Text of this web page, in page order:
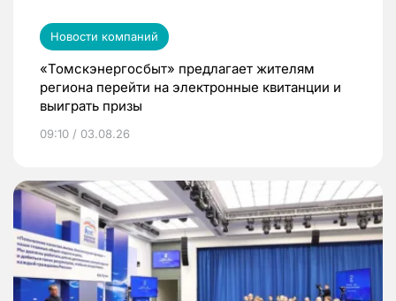
Новости компаний
«Томскэнергосбыт» предлагает жителям
региона перейти на электронные квитанции и
выиграть призы
09:10 / 03.08.26